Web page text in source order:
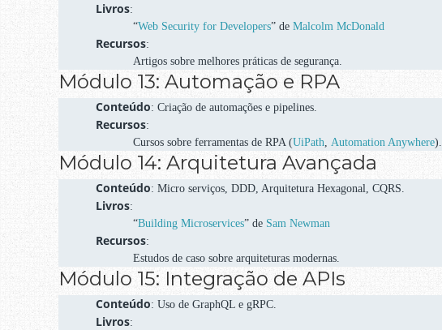
Livros:
“Web Security for Developers” de Malcolm McDonald
Recursos:
Artigos sobre melhores práticas de segurança.
Módulo 13: Automação e RPA
Conteúdo: Criação de automações e pipelines.
Recursos:
Cursos sobre ferramentas de RPA (UiPath, Automation Anywhere).
Módulo 14: Arquitetura Avançada
Conteúdo: Micro serviços, DDD, Arquitetura Hexagonal, CQRS.
Livros:
“Building Microservices” de Sam Newman
Recursos:
Estudos de caso sobre arquiteturas modernas.
Módulo 15: Integração de APIs
Conteúdo: Uso de GraphQL e gRPC.
Livros: